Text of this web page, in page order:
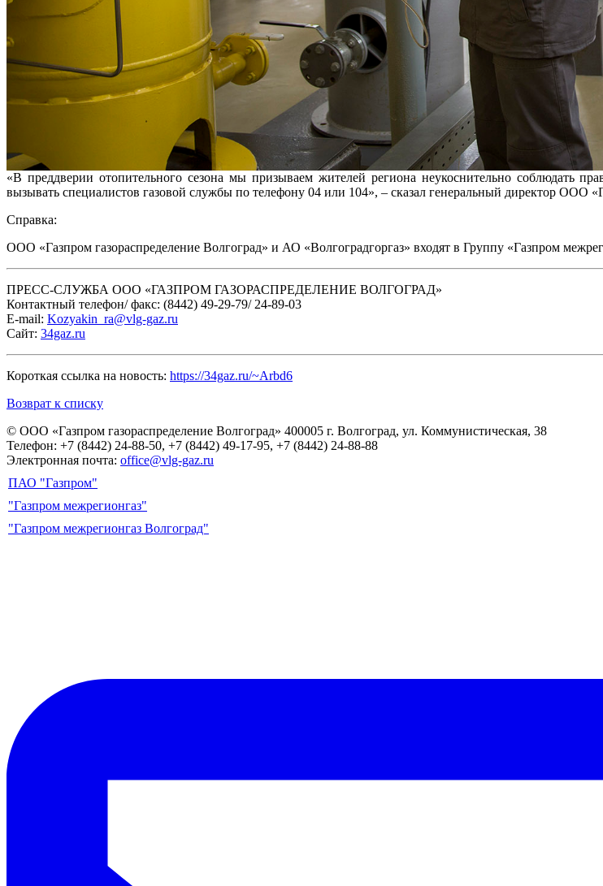
«В преддверии отопительного сезона мы призываем жителей региона неукоснительно соблюдать
вызывать специалистов газовой службы по телефону 04 или 104», – сказал генеральный директор ООО
Справка:
ООО «Газпром газораспределение Волгоград» и АО «Волгоградгоргаз» входят в Группу «Газпром
ПРЕСС-СЛУЖБА ООО «ГАЗПРОМ ГАЗОРАСПРЕДЕЛЕНИЕ ВОЛГОГРАД»
Контактный телефон/ факс: (8442) 49-29-79/ 24-89-03
Е-mail: Kozyakin_ra@vlg-gaz.ru
Сайт: 34gaz.ru
Короткая ссылка на новость: https://34gaz.ru/~Arbd6
Возврат к списку
© ООО «Газпром газораспределение Волгоград» 400005 г. Волгоград, ул. Коммунистическая, 38
Телефон: +7 (8442) 24-88-50, +7 (8442) 49-17-95, +7 (8442) 24-88-88
Электронная почта: office@vlg-gaz.ru
ПАО "Газпром"
"Газпром межрегионгаз"
"Газпром межрегионгаз Волгоград"